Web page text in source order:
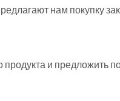
нам покупку
и предложить